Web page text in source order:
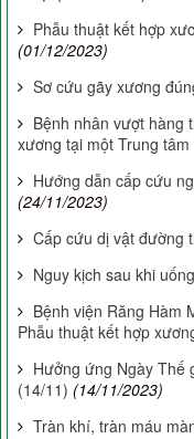
Phẫu thuật kết hợp
(01/12/2023)
Sơ cứu gãy xương
Bệnh nhân vượt hàng
xương tại một Trung tâm
Hướng dẫn cấp cứu
(24/11/2023)
Cấp cứu dị vật đường
Nguy kịch sau khi
Bệnh viện Răng Hàm
Phẫu thuật kết hợp
Hưởng ứng Ngày Thế
(14/11) (14/11/2023)
Tràn khí, tràn máu